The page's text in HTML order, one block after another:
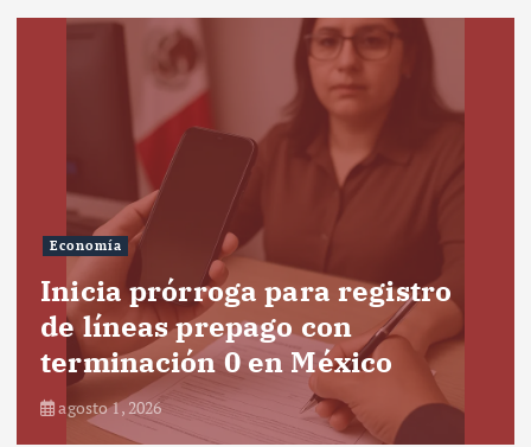
Economía
Inicia prórroga para registro
de líneas prepago con
terminación 0 en México
agosto 1, 2026